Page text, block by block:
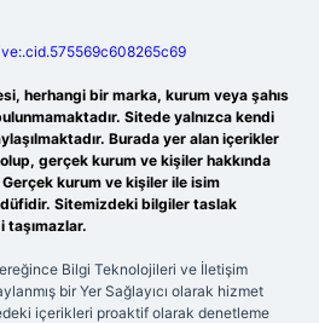
herhangi bir marka, kurum veya şahıs
Sitede yalnızca kendi
Burada yer alan içerikler
gerçek kurum ve kişiler hakkında
Gerçek kurum ve kişiler ile isim
Sitemizdeki bilgiler taslak
Bilgi Teknolojileri ve İletişim
bir Yer Sağlayıcı olarak hizmet
içerikleri proaktif olarak denetleme